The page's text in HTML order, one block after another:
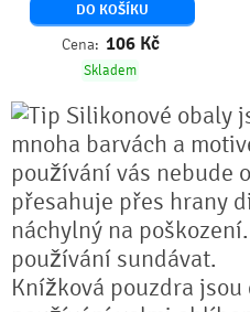
DO KOŠÍKU
Cena: 106 Kč
Skladem
Silikonové obaly
mnoha barvách a
používání vás nebude
přesahuje přes hrany
náchylný na
používání sundávat.
Knížková pouzdra